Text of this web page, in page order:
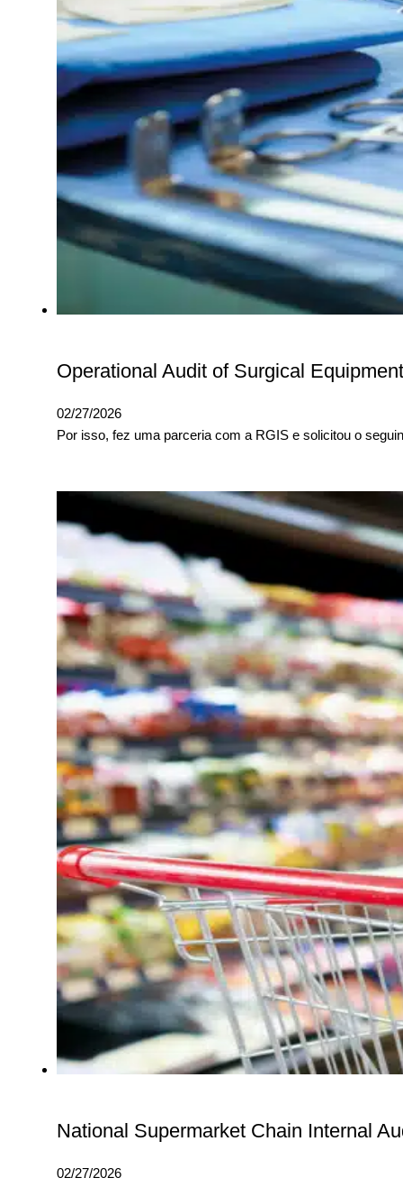
Operational Audit of Surgical
02/27/2026
Por isso, fez uma parceria com a RGIS e solicitou o
National Supermarket Chain Internal
02/27/2026